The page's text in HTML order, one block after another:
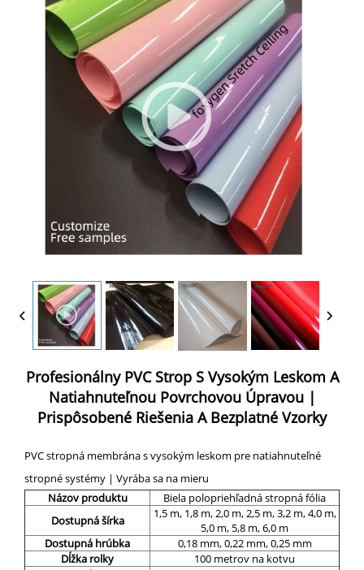
Profesionálny PVC Strop S Vysokým Leskom A
Natiahnuteľnou Povrchovou Úpravou |
Prispôsobené Riešenia A Bezplatné Vzorky
PVC stropná membrána s vysokým leskom pre natiahnuteľné
stropné systémy | Vyrába sa na mieru
Názov produktu
Biela polopriehľadná stropná fólia
Dostupná šírka
1,5 m, 1,8 m, 2,0 m, 2,5 m, 3,2 m, 4,0 m,
5,0 m, 5,8 m, 6,0 m
Dostupná hrúbka
0,18 mm, 0,22 mm, 0,25 mm
Dĺžka rolky
100 metrov na kotvu